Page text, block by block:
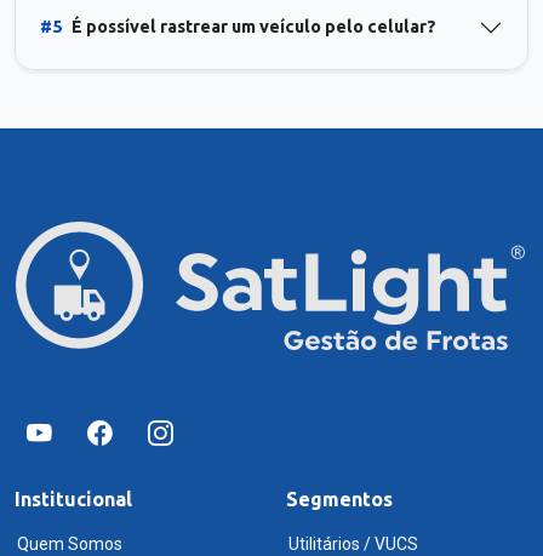
#5 É possível rastrear um veículo pelo celular?
Institucional
Quem Somos
Segmentos
Utilitários / VUCS